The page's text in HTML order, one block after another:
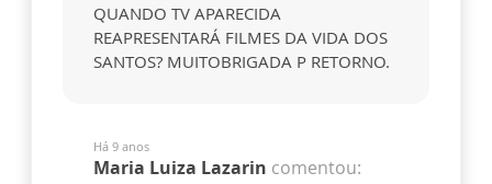
QUANDO TV APARECIDA
REAPRESENTARÁ FILMES DA VIDA DOS
SANTOS? MUITOBRIGADA P RETORNO.
Há 9 anos
Maria Luiza Lazarin comentou: